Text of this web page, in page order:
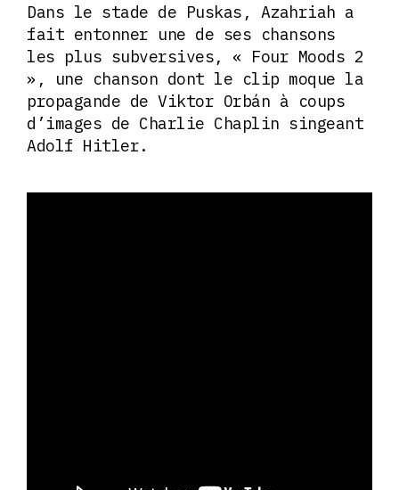
Dans le stade de Puskas, Azahriah a
fait entonner une de ses chansons
les plus subversives, « Four Moods 2
», une chanson dont le clip moque la
propagande de Viktor Orbán à coups
d’images de Charlie Chaplin singeant
Adolf Hitler.